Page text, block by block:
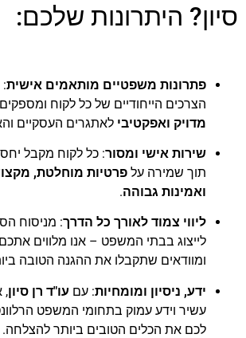
סיון? היתרונות שלכם:
פתרונות משפטיים מותאמים אישית:
הצרכים הייחודיים של כל לקוח ומספקים
מדויק ואפקטיבי לאתגרים העסקיים
שירות אישי ומסור: כל לקוח מקבל יחס
תוך שמירה על פרטיות מוחלטת,
ואמינות גבוהה.
ליווי צמוד לאורך כל הדרך: מניסוח
לייצוג בבתי המשפט – אנו מלווים אתכם
ומוודאים שתקבלו את ההגנה הטובה
ידע, ניסיון ומומחיות: עם עו"ד רן סיון,
עשיר וידע עמוק בתחומי המשפט
לכם את הכלים הטובים ביותר להצלחה.